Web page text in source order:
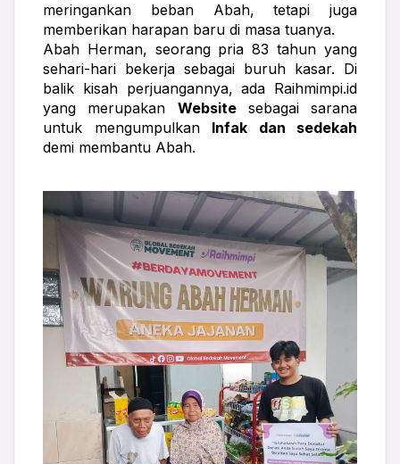
meringankan beban Abah, tetapi juga
memberikan harapan baru di masa tuanya.
Abah Herman, seorang pria 83 tahun yang
sehari-hari bekerja sebagai buruh kasar. Di
balik kisah perjuangannya, ada Raihmimpi.id
yang merupakan Website sebagai sarana
untuk mengumpulkan Infak dan sedekah
demi membantu Abah.